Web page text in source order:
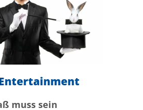
muss sein